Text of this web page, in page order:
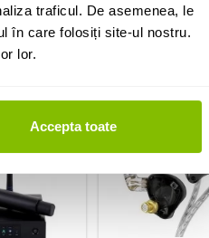
traficul. De asemenea, le
în care folosiți site-ul nostru.
lor.
Accepta toate